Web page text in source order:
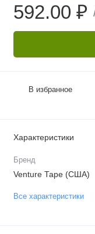
592.00 ₽
В избранное
Характеристики
Бренд
Venture Tape (США)
Все характеристики